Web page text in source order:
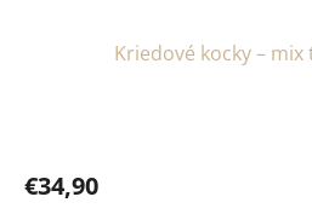
Kriedové kocky – mix
€34,90